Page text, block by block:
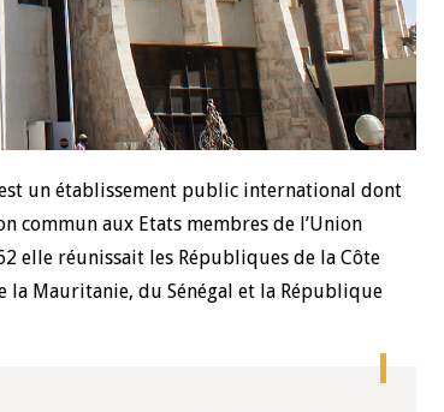
est un établissement public international dont
commun aux Etats membres de l’Union
elle réunissait les Républiques de la Côte
la Mauritanie, du Sénégal et la République
Jean-
2025
10 juin 2026
Allocution d'ouverture du Comité de
Politique Monétaire de la BCEAO du
juin 2026, prononcée par son
Monsieur Jean-Claude Kassi BROU